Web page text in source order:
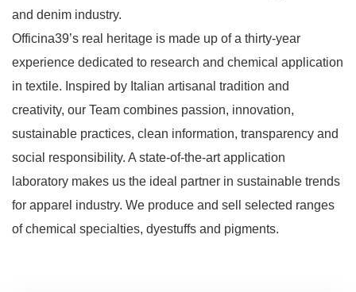
and denim industry.
Officina39’s real heritage is made up of a thirty-year
experience dedicated to research and chemical application
in textile. Inspired by Italian artisanal tradition and
creativity, our Team combines passion, innovation,
sustainable practices, clean information, transparency and
social responsibility. A state-of-the-art application
laboratory makes us the ideal partner in sustainable trends
for apparel industry. We produce and sell selected ranges
of chemical specialties, dyestuffs and pigments.